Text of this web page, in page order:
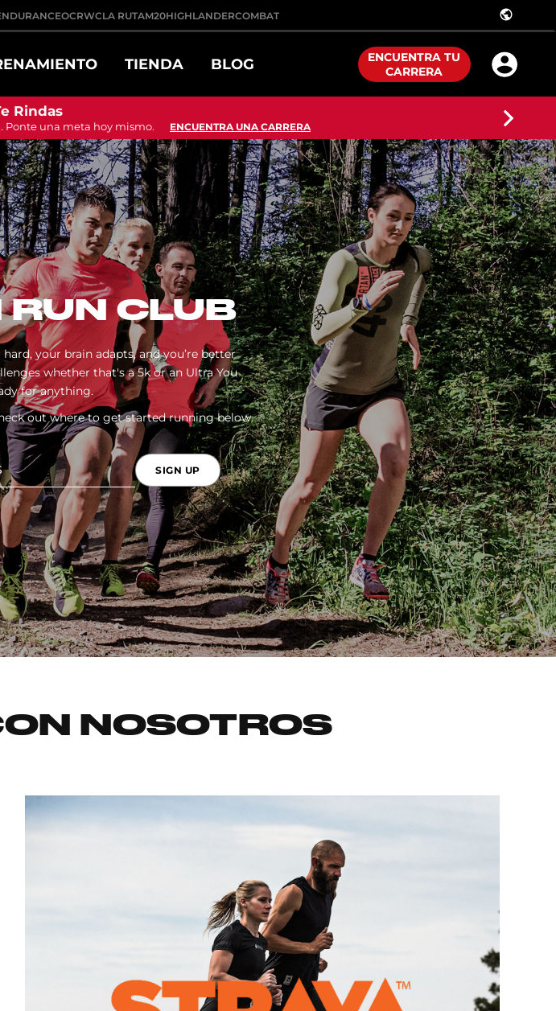
OCRWCLA RUTAM20HIGHLANDERCOMBAT public
TIENDA BLOG
ENCUENTRA TU
CARRERA
Rindas
una meta hoy mismo. ENCUENTRA UNA CARRERA
RUN CLUB
your brain adapts, and you’re better
whether that's a 5k or an Ultra You
for anything.
out where to get started running below.
SIGN UP
NOSOTROS